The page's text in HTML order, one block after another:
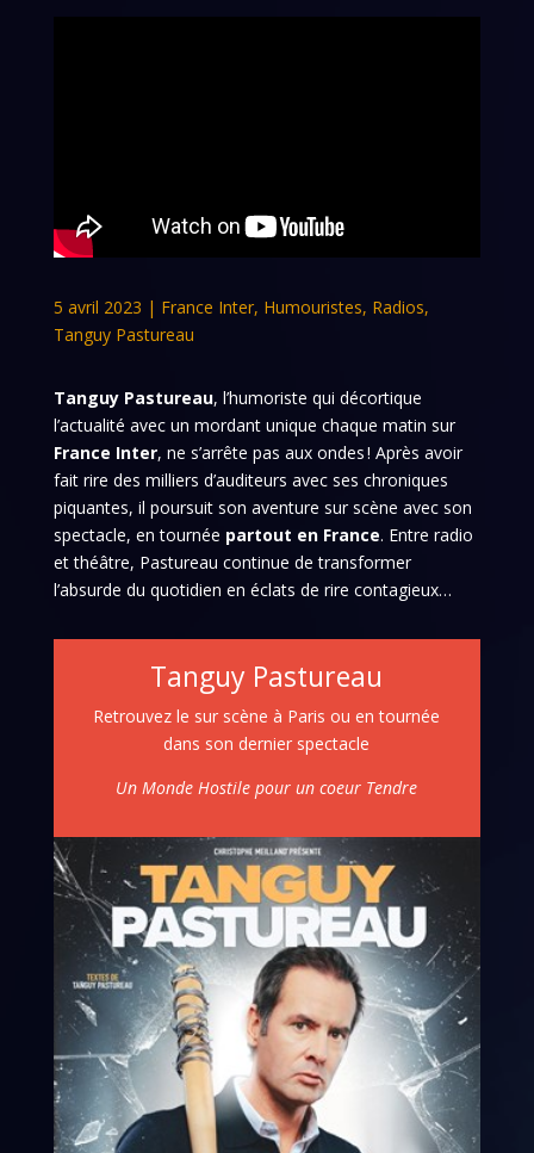
5 avril 2023 | France Inter, Humouristes, Radios,
Tanguy Pastureau
Tanguy Pastureau, l’humoriste qui décortique
l’actualité avec un mordant unique chaque matin sur
France Inter, ne s’arrête pas aux ondes ! Après avoir
fait rire des milliers d’auditeurs avec ses chroniques
piquantes, il poursuit son aventure sur scène avec son
spectacle, en tournée partout en France. Entre radio
et théâtre, Pastureau continue de transformer
l’absurde du quotidien en éclats de rire contagieux…
Tanguy Pastureau
Retrouvez le sur scène à Paris ou en tournée
dans son dernier spectacle
Un Monde Hostile pour un coeur Tendre